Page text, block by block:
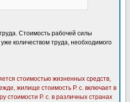
Стоимость рабочей силы
количеством труда, необходимого
стоимостью жизненных средств,
жилище стоимость Р. с. включает в
стоимости Р. с. в различных странах